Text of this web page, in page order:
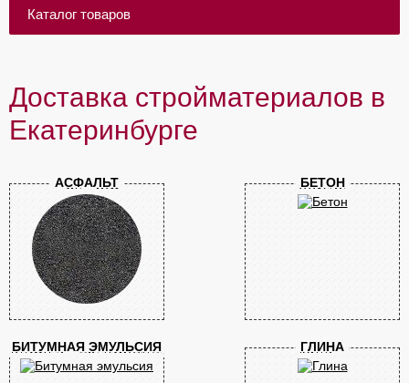
Каталог товаров
Доставка стройматериалов в
Екатеринбурге
АСФАЛЬТ БЕТОН
БИТУМНАЯ ЭМУЛЬСИЯ ГЛИНА